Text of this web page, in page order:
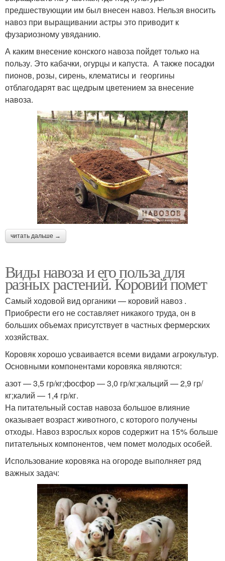
предшествующии им был внесен навоз. Нельзя вносить
навоз при выращивании астры это приводит к
фузариозному увяданию.
А каким внесение конского навоза пойдет только на
пользу. Это кабачки, огурцы и капуста. А также посадки
пионов, розы, сирень, клематисы и георгины
отблагодарят вас щедрым цветением за внесение
навоза.
читать дальше →
Виды навоза и его польза для
разных растений. Коровий помет
Самый ходовой вид органики — коровий навоз .
Приобрести его не составляет никакого труда, он в
больших объемах присутствует в частных фермерских
хозяйствах.
Коровяк хорошо усваивается всеми видами агрокультур.
Основными компонентами коровяка являются:
азот — 3,5 гр/кг;фосфор — 3,0 гр/кг;кальций — 2,9 гр/
кг;калий — 1,4 гр/кг.
На питательный состав навоза большое влияние
оказывает возраст животного, с которого получены
отходы. Навоз взрослых коров содержит на 15% больше
питательных компонентов, чем помет молодых особей.
Использование коровяка на огороде выполняет ряд
важных задач: